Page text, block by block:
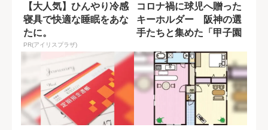
【大人気】ひんやり冷感
寝具で快適な睡眠をあな
たに。
PR(アイリスプラザ)
コロナ禍に球児へ贈った
キーホルダー 阪神の選
手たちと集めた「甲子園